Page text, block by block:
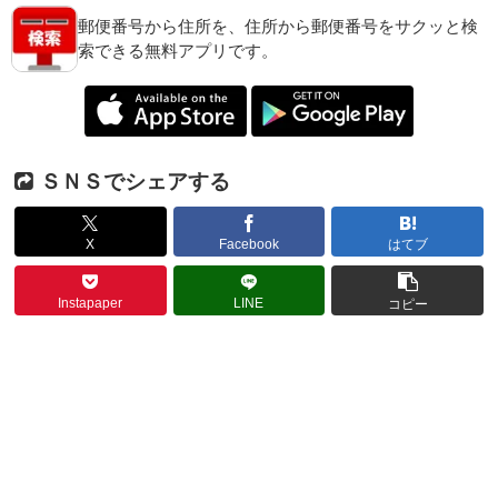
郵便番号から住所を、住所から郵便番号をサクッと検
索できる無料アプリです。
ＳＮＳでシェアする
X Facebook はてブ
Instapaper LINE コピー